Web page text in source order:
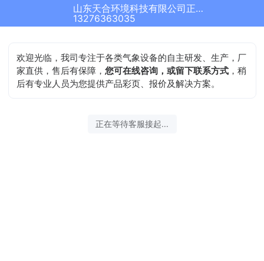
山东天合环境科技有限公司正在为您服务
13276363035
欢迎光临，我司专注于各类气象设备的自主研发、生产，厂
家直供，售后有保障，您可在线咨询，或留下联系方式 ，稍
后有专业人员为您提供产品彩页、报价及解决方案。
2026-08-06 16:59:10 开始沟通